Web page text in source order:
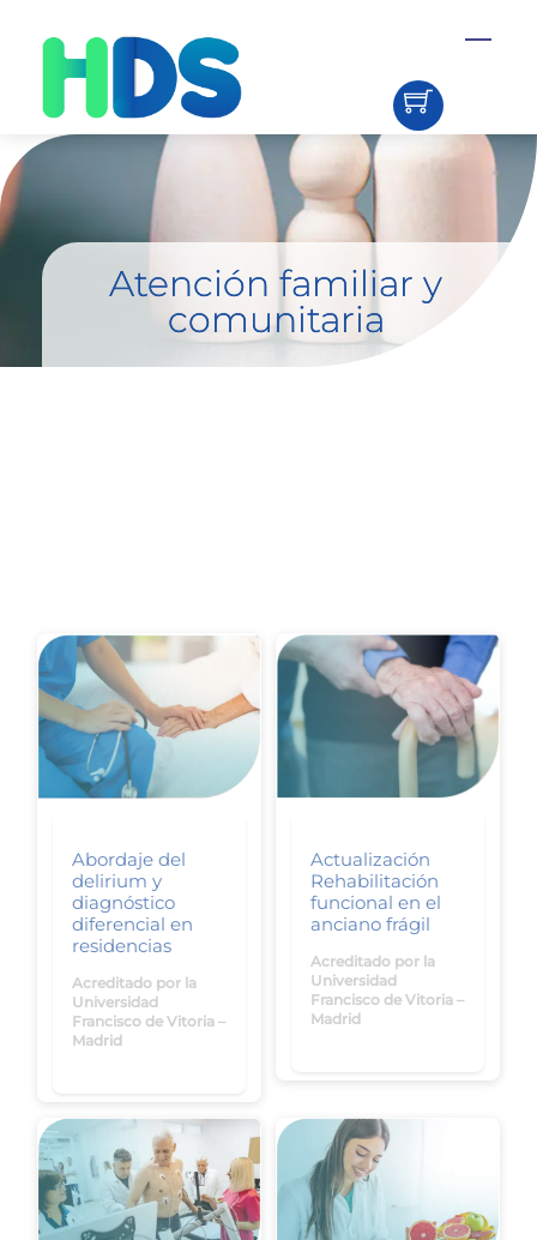
Menu
Atención familiar y
comunitaria
Abordaje del
delirium y
diagnóstico
diferencial en
residencias
Acreditado por la
Universidad
Francisco de Vitoria –
Madrid
Actualización
Rehabilitación
funcional en el
anciano frágil
Acreditado por la
Universidad
Francisco de Vitoria –
Madrid